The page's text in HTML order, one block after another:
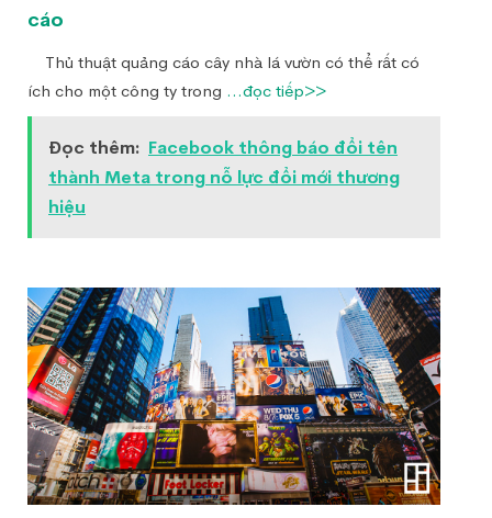
cáo
Thủ thuật quảng cáo cây nhà lá vườn có thể rất có
ích cho một công ty trong ...đọc tiếp>>
Đọc thêm: Facebook thông báo đổi tên
thành Meta trong nỗ lực đổi mới thương
hiệu